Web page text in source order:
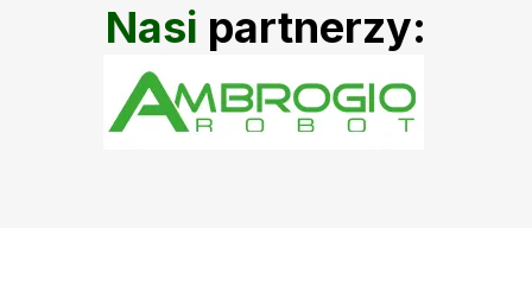
Nasi partnerzy: